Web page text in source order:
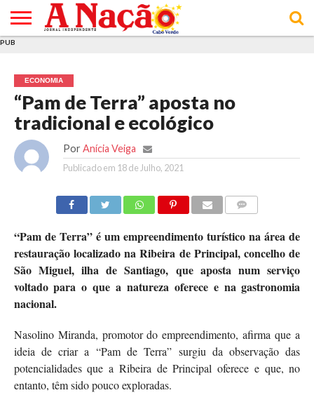
E DE
COOKIES
DE
UTILIZAÇÃO
PUB
ECONOMIA
“Pam de Terra” aposta no
tradicional e ecológico
Por Anícia Veiga
Publicado em 18 de Julho, 2021
“Pam de Terra” é um empreendimento turístico na área de
restauração localizado na Ribeira de Principal, concelho de
São Miguel, ilha de Santiago, que aposta num serviço
voltado para o que a natureza oferece e na gastronomia
nacional.
Nasolino Miranda, promotor do empreendimento, afirma que a
ideia de criar a “Pam de Terra” surgiu da observação das
potencialidades que a Ribeira de Principal oferece e que, no
entanto, têm sido pouco exploradas.